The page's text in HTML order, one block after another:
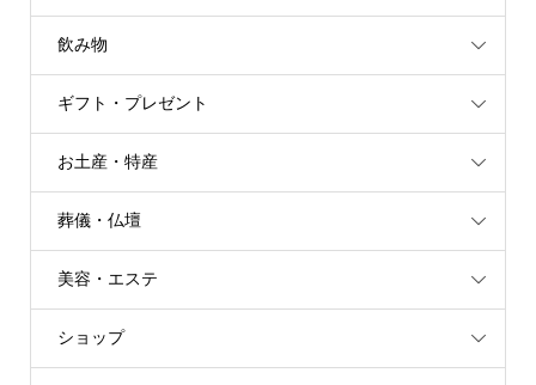
飲み物
ギフト・プレゼント
お土産・特産
葬儀・仏壇
美容・エステ
ショップ